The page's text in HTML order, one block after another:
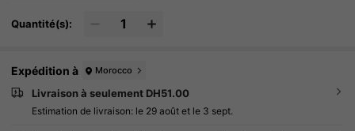
Quantité(s):
Expédition à Morocco
Livraison à seulement DH51.00
Estimation de livraison: le 29 août et le 3 sept.